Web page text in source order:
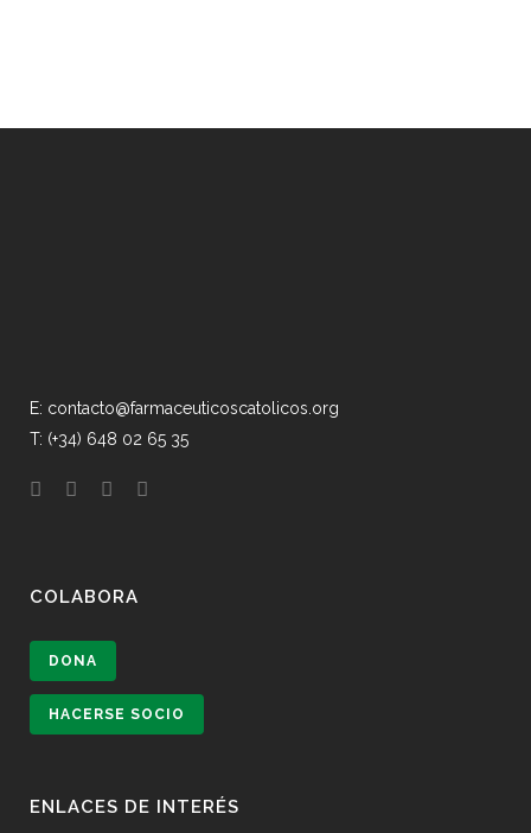
E: contacto@farmaceuticoscatolicos.org
T: (+34) 648 02 65 35
COLABORA
DONA
HACERSE SOCIO
ENLACES DE INTERÉS